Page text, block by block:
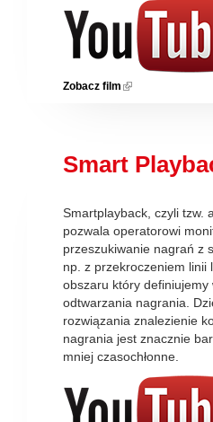
Zobacz film (link is external)
Smart
Smartplayback, czyli tzw.
pozwala operatorowi
przeszukiwanie nagrań z
np. z przekroczeniem linii
obszaru który definiujemy
odtwarzania nagrania.
rozwiązania znalezienie
nagrania jest znacznie
mniej czasochłonne.